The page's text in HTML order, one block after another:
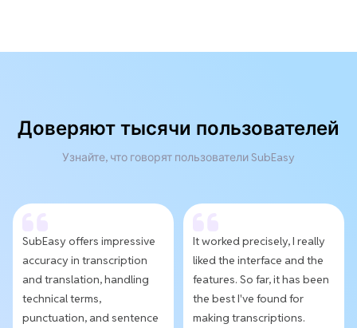
Доверяют тысячи пользователей
Узнайте, что говорят пользователи SubEasy
SubEasy offers impressive
accuracy in transcription
and translation, handling
technical terms,
punctuation, and sentence
It worked precisely, I really
liked the interface and the
features. So far, it has been
the best I've found for
making transcriptions.